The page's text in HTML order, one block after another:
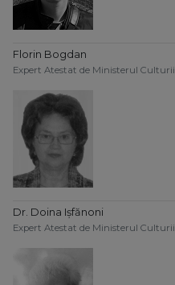
Florin Bogdan
Expert Atestat de Ministerul Culturii
Dr. Doina Ișfănoni
Expert Atestat de Ministerul Culturii